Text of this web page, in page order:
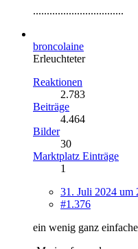
.................................
broncolaine
Erleuchteter
Reaktionen
2.783
Beiträge
4.464
Bilder
30
Marktplatz Einträge
1
31. Juli 2024 um
#1.376
ein wenig ganz